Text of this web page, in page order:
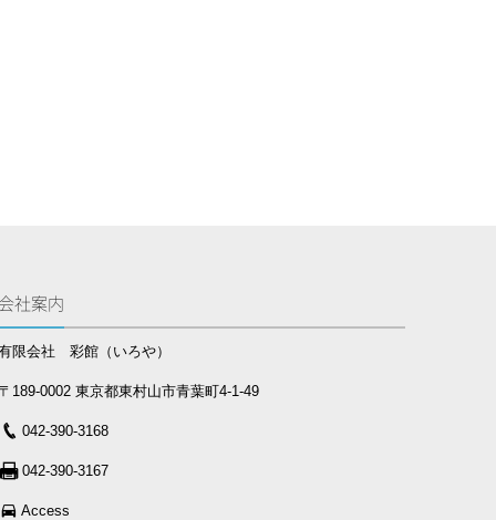
社案内
限会社 彩館（いろや）
189-0002 東京都東村山市青葉町4-1-49
042-390-3168
042-390-3167
Access